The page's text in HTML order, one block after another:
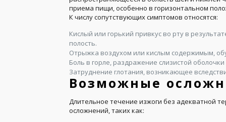
приема пищи, особенно в горизонтальном
К числу сопутствующих симптомов относятся:
Кислый или горький привкус во рту в
полость.
Отрыжка воздухом или кислым содержимым,
Боль в горле, раздражение слизистой
Затруднение глотания, возникающее
Возможные
Длительное течение изжоги без адекватной
осложнений, таких как: